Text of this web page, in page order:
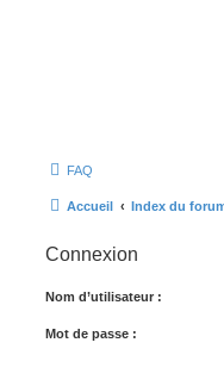
FAQ
Accueil Index du
Connexion
Nom d’utilisateur :
Mot de passe :